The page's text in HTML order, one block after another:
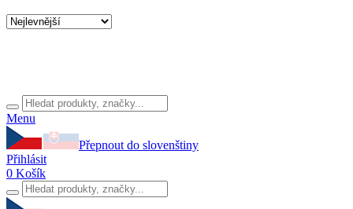
Menu
Přepnout do slovenštiny
Přihlásit
0 Košík